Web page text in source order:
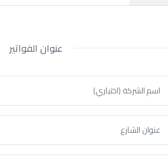
عنوان الفواتير